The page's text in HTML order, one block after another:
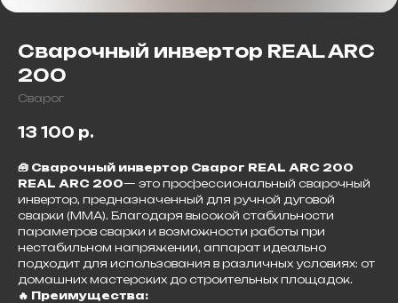
Сварочный инвертор REAL ARC
200
Сварог
13 100 р.
🧰 Сварочный инвертор Сварог REAL ARC 200
REAL ARC 200— это профессиональный сварочный
инвертор, предназначенный для ручной дуговой
сварки (MMA). Благодаря высокой стабильности
параметров сварки и возможности работы при
нестабильном напряжении, аппарат идеально
подходит для использования в различных условиях: от
домашних мастерских до строительных площадок.​
🔥 Преимущества: